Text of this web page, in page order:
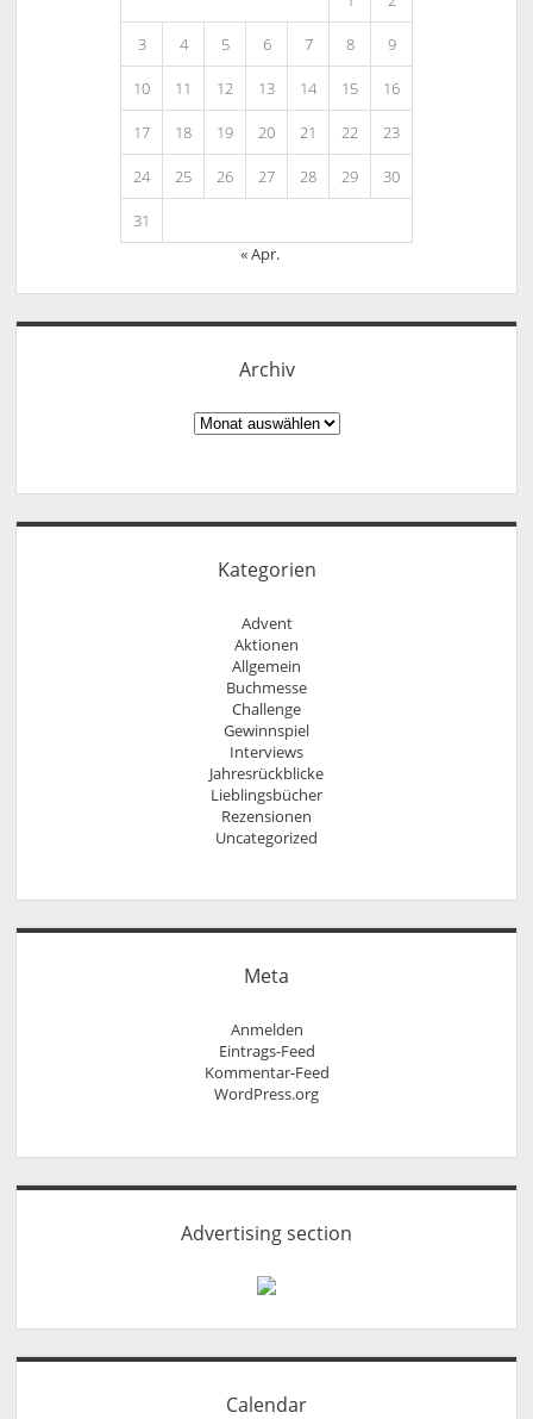
3 4 5 6 7 8 9
10 11 12 13 14 15 16
17 18 19 20 21 22 23
24 25 26 27 28 29 30
31
« Apr.
Archiv
Archiv
Kategorien
Advent
Aktionen
Allgemein
Buchmesse
Challenge
Gewinnspiel
Interviews
Jahresrückblicke
Lieblingsbücher
Rezensionen
Uncategorized
Meta
Anmelden
Eintrags-Feed
Kommentar-Feed
WordPress.org
Advertising section
Calendar